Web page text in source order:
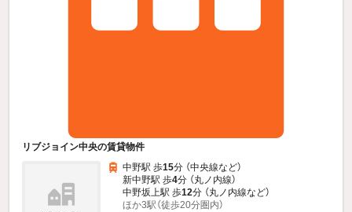
リブジョイン中央の賃貸物件
中野駅 歩15分 （中央線など）
新中野駅 歩4分 （丸ノ内線）
中野坂上駅 歩12分 （丸ノ内線など）
ほか3駅（徒歩20分圏内）